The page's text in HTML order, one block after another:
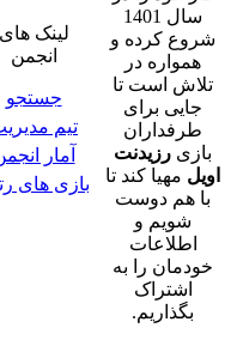
سال 1401
شروع کرده و
همواره در
تلاش است تا
جایی برای
طرفداران
بازی رزیدنت
اویل مهیا کند تا
با هم دوست
شویم و
اطلاعات
خودمان را به
اشتراک
بگذاریم.
لینک های
انجمن
جستجو
تیم
آمار
بازی های